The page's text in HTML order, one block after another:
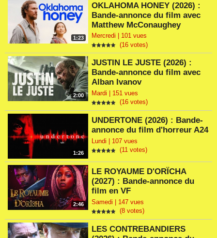
1:23
OKLAHOMA HONEY (2026) :
Bande-annonce du film avec
Matthew McConaughey
Mercredi | 101 vues
(16 votes)
2:00
JUSTIN LE JUSTE (2026) :
Bande-annonce du film avec
Alban Ivanov
Mardi | 151 vues
(16 votes)
1:26
UNDERTONE (2026) : Bande-
annonce du film d'horreur A24
Lundi | 107 vues
(11 votes)
2:46
LE ROYAUME D'ORÏCHA
(2027) : Bande-annonce du
film en VF
Samedi | 147 vues
(8 votes)
LES CONTREBANDIERS